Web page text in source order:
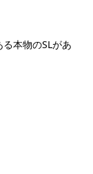
る本物のSLがあ